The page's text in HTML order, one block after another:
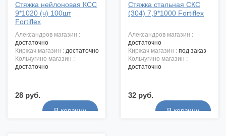
Стяжка нейлоновая КСС
9*1020 (ч) 100шт
Fortiflex
александров магазин :
достаточно
киржач магазин : достаточно
кольчугино магазин :
достаточно
28 руб.
Стяжка стальная СКС
(304) 7,9*1000 Fortiflex
александров магазин :
достаточно
киржач магазин : под заказ
кольчугино магазин :
достаточно
32 руб.